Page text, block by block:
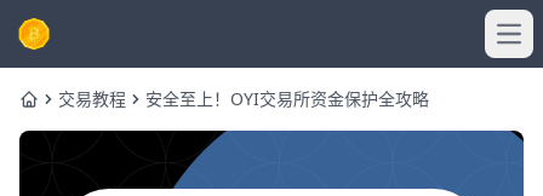
Home交易教程 安全至上！OYI交易所资金保护全攻略